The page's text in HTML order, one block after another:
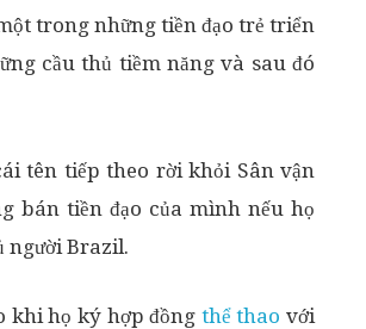
trong những tiền đạo trẻ triển
cầu thủ tiềm năng và sau đó
tên tiếp theo rời khỏi Sân vận
bán tiền đạo của mình nếu họ
người Brazil.
khi họ ký hợp đồng thể thao với